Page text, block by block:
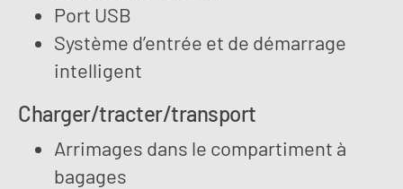
Port USB
Système d’entrée et de démarrage
intelligent
Charger/tracter/transport
Arrimages dans le compartiment à
bagages